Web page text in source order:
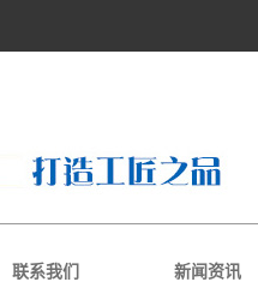
联系我们 新闻资讯